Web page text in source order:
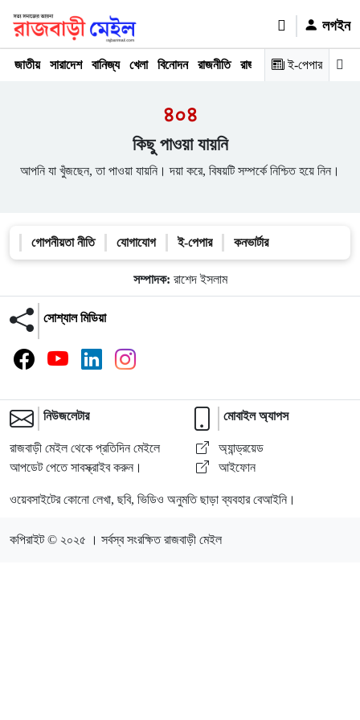
লগইন
জাতীয় সারাদেশ বানিজ্য খেলা বিনোদন রাজনীতি রাজধানী অপরাধ মতামত
ই-পেপার
৪০৪
কিছু পাওয়া যায়নি
আপনি যা খুঁজছেন, তা পাওয়া যায়নি। দয়া করে, বিষয়টি সম্পর্কে নিশ্চিত হয়ে নিন।
গোপনীয়তা নীতি যোগাযোগ ই-পেপার কনভার্টার
সম্পাদক: রাশেদ ইসলাম
সোশ্যাল মিডিয়া
নিউজলেটার
রাজবাড়ী মেইল থেকে প্রতিদিন মেইলে
আপডেট পেতে সাবস্ক্রাইব করুন।
মোবাইল অ্যাপস
অ্যান্ড্রয়েড
আইফোন
ওয়েবসাইটের কোনো লেখা, ছবি, ভিডিও অনুমতি ছাড়া ব্যবহার বেআইনি।
কপিরাইট © ২০২৫ । সর্বস্ব সংরক্ষিত রাজবাড়ী মেইল